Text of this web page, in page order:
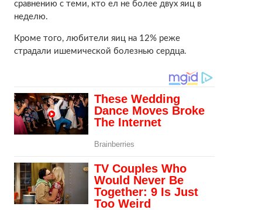
сравнению с теми, кто ел не более двух яиц в
неделю.
Кроме того, любители яиц на 12% реже
страдали ишемической болезнью сердца.